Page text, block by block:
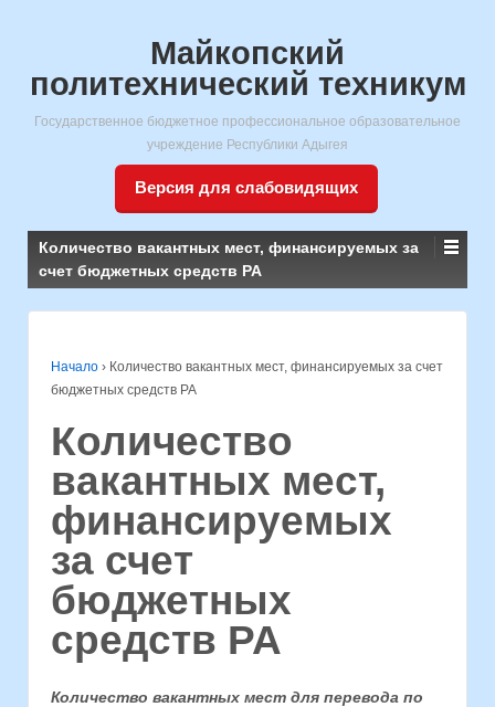
Майкопский
политехнический техникум
Государственное бюджетное профессиональное образовательное
учреждение Республики Адыгея
Версия для слабовидящих
Количество вакантных мест, финансируемых за
счет бюджетных средств РА
Начало › Количество вакантных мест, финансируемых за счет
бюджетных средств РА
Количество
вакантных мест,
финансируемых
за счет
бюджетных
средств РА
Количество вакантных мест для перевода по